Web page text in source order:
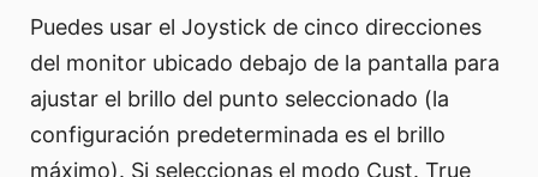
Puedes usar el Joystick de cinco direcciones
del monitor ubicado debajo de la pantalla para
ajustar el brillo del punto seleccionado (la
configuración predeterminada es el brillo
máximo). Si seleccionas el modo Cust. True